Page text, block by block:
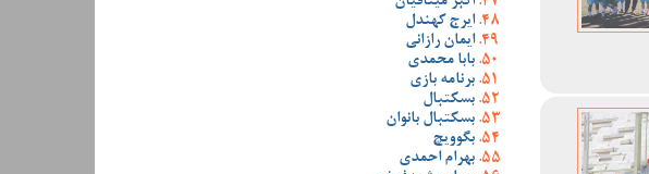
ایرج کهندل
ایمان رازانی
بابا محمدی
برنامه بازی
بسکتبال
بسکتبال بانوان
بگوویچ
بهرام احمدی